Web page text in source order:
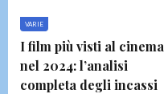
VARIE
I film più visti al cinema
nel 2024: l’analisi
completa degli incassi